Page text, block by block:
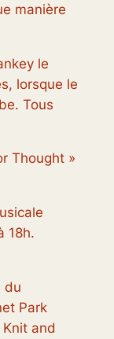
manière
le
lorsque le
Tous
Thought »
18h.
du
Park
and